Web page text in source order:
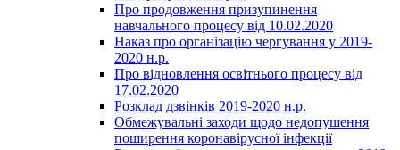
Про продовження призупинення
навчального процесу від 10.02.2020
Наказ про організацію чергування у 2019-
2020 н.р.
Про відновлення освітнього процесу від
17.02.2020
Розклад дзвінків 2019-2020 н.р.
Обмежувальні заходи щодо недопушення
поширення коронавірусної інфекції